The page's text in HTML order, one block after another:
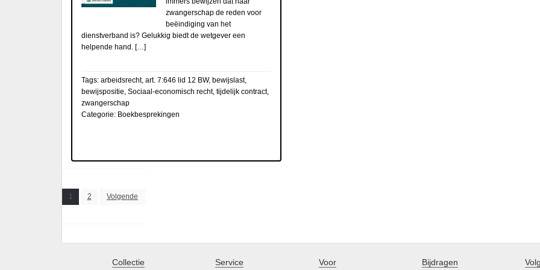
zwangerschap de reden voor
beëindiging van het
dienstverband is? Gelukkig biedt de wetgever een
helpende hand. […]
Tags: arbeidsrecht, art. 7:646 lid 12 BW, bewijslast,
bewijspositie, Sociaal-economisch recht, tijdelijk contract,
zwangerschap
Categorie: Boekbesprekingen
Berichten
paginering
1 2 Volgende
Collectie Service Voor Bijdragen